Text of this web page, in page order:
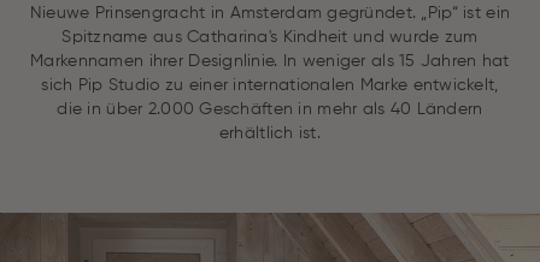
Nieuwe Prinsengracht in Amsterdam gegründet. „Pip“ ist ein
Spitzname aus Catharina's Kindheit und wurde zum
Markennamen ihrer Designlinie. In weniger als 15 Jahren hat
sich Pip Studio zu einer internationalen Marke entwickelt,
die in über 2.000 Geschäften in mehr als 40 Ländern
erhältlich ist.